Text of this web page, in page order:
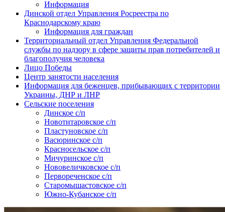
Информация
Динской отдел Управления Росреестра по
Краснодарскому краю
Информация для граждан
Территориальный отдел Управления Федеральной
службы по надзору в сфере защиты прав потребителей и
благополучия человека
Лицо Победы
Центр занятости населения
Информация для беженцев, прибывающих с территории
Украины, ДНР и ЛНР
Сельские поселения
Динское с/п
Новотитаровское с/п
Пластуновское с/п
Васюринское с/п
Красносельское с/п
Мичуринское с/п
Нововеличковское с/п
Первореченское с/п
Старомышастовское с/п
Южно-Кубанское с/п